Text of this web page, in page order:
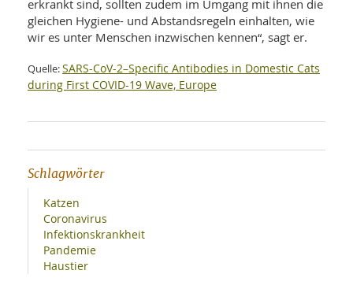
erkrankt sind, sollten zudem im Umgang mit ihnen die
gleichen Hygiene- und Abstandsregeln einhalten, wie
wir es unter Menschen inzwischen kennen“, sagt er.
Quelle:SARS-CoV-2–Specific Antibodies in Domestic Cats
during First COVID-19 Wave, Europe
Schlagwörter
Katzen
Coronavirus
Infektionskrankheit
Pandemie
Haustier